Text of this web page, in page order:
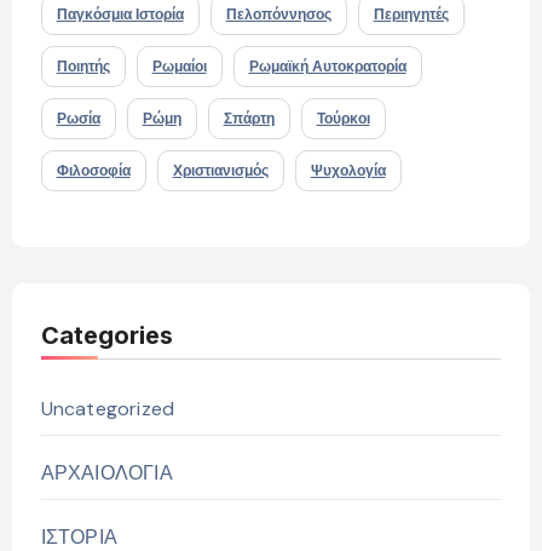
Παγκόσμια Ιστορία Πελοπόννησος Περιηγητές
Ποιητής Ρωμαίοι Ρωμαϊκή Αυτοκρατορία
Ρωσία Ρώμη Σπάρτη Τούρκοι
Φιλοσοφία Χριστιανισμός Ψυχολογία
Categories
Uncategorized
ΑΡΧΑΙΟΛΟΓΙΑ
ΙΣΤΟΡΙΑ